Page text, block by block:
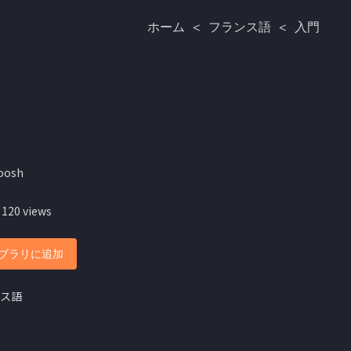
ホーム < フランス語 < 入門
views
ラリに追加
語